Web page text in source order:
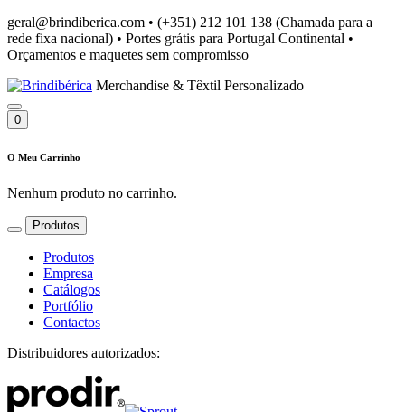
geral@brindiberica.com • (+351) 212 101 138 (Chamada para a
rede fixa nacional) • Portes grátis para Portugal Continental •
Orçamentos e maquetes sem compromisso
Merchandise & Têxtil Personalizado
0
O Meu Carrinho
Nenhum produto no carrinho.
Produtos
Produtos
Empresa
Catálogos
Portfólio
Contactos
Distribuidores autorizados: